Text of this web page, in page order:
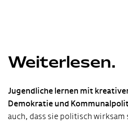
Weiterlesen.
Jugendliche lernen mit
Demokratie und
auch, dass sie politisch